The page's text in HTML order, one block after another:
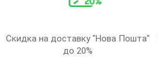
Скидка на доставку "Нова Пошта"
до 20%